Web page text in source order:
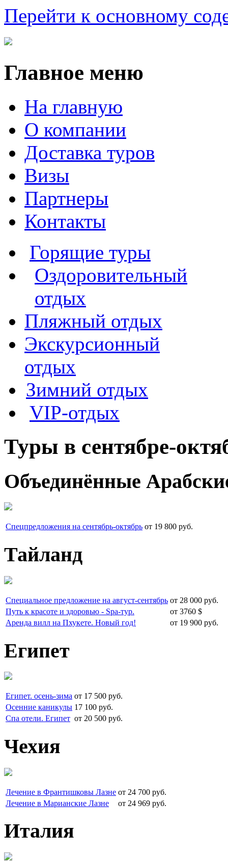
Перейти к основному
Главное меню
На главную
О компании
Доставка туров
Визы
Партнеры
Контакты
Горящие туры
Оздоровительный
отдых
Пляжный отдых
Экскурсионный
отдых
Зимний отдых
VIP-отдых
Туры в сентябре-
Объединённые
Спецпредложения на сентябрь-октябрь от 19 800 руб.
Тайланд
Специальное предложение на август-сентябрь от 28 000 руб.
Путь к красоте и здоровью - Spa-тур.
от 3760 $
Аренда вилл на Пхукете. Новый год!
от 19 900 руб.
Египет
Египет. осень-зима от 17 500 руб.
Осенние каникулы 17 100 руб.
Спа отели. Египет от 20 500 руб.
Чехия
Лечение в Франтишковы Лазне от 24 700 руб.
Лечение в Марианские Лазне
от 24 969 руб.
Италия